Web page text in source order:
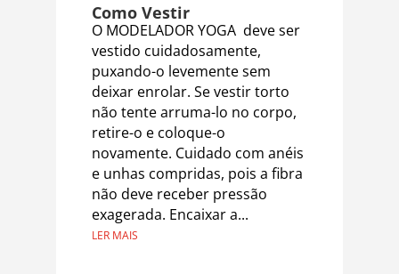
Como Vestir
O MODELADOR YOGA deve ser
vestido cuidadosamente,
puxando-o levemente sem
deixar enrolar. Se vestir torto
não tente arruma-lo no corpo,
retire-o e coloque-o
novamente. Cuidado com anéis
e unhas compridas, pois a fibra
não deve receber pressão
exagerada. Encaixar a...
LER MAIS